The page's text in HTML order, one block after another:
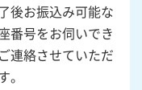
後お振込み可能な
番号をお伺いでき
連絡させていただ